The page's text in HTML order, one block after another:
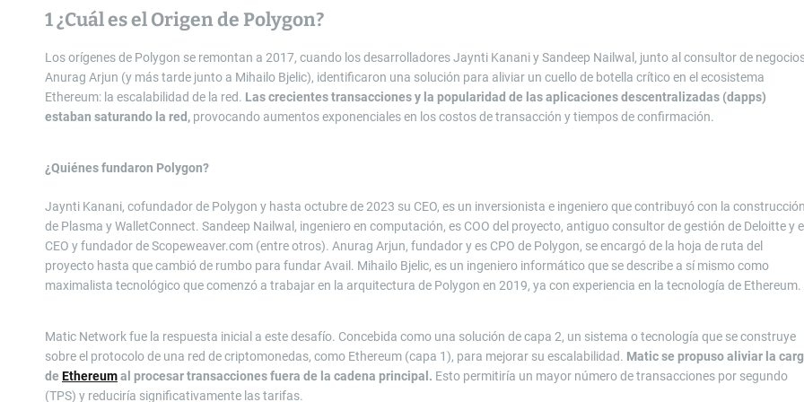
1¿Cuál es el Origen de Polygon?
Los orígenes de Polygon se remontan a 2017, cuando los desarrolladores Jaynti Kanani y Sandeep Nailwal, junto al consultor de
Anurag Arjun (y más tarde junto a Mihailo Bjelic), identificaron una solución para aliviar un cuello de botella crítico en el ecosistema
Ethereum: la escalabilidad de la red. Las crecientes transacciones y la popularidad de las aplicaciones descentralizadas (dapps)
estaban saturando la red, provocando aumentos exponenciales en los costos de transacción y tiempos de confirmación.
¿Quiénes fundaron Polygon?
Jaynti Kanani, cofundador de Polygon y hasta octubre de 2023 su CEO, es un inversionista e ingeniero que contribuyó con la construcción
de Plasma y WalletConnect. Sandeep Nailwal, ingeniero en computación, es COO del proyecto, antiguo consultor de gestión de Deloitte y
CEO y fundador de Scopeweaver.com (entre otros). Anurag Arjun, fundador y es CPO de Polygon, se encargó de la hoja de ruta del
proyecto hasta que cambió de rumbo para fundar Avail. Mihailo Bjelic, es un ingeniero informático que se describe a sí mismo como
maximalista tecnológico que comenzó a trabajar en la arquitectura de Polygon en 2019, ya con experiencia en la tecnología de Ethereum.
Matic Network fue la respuesta inicial a este desafío. Concebida como una solución de capa 2, un sistema o tecnología que se construye
sobre el protocolo de una red de criptomonedas, como Ethereum (capa 1), para mejorar su escalabilidad. Matic se propuso aliviar la
de Ethereumal procesar transacciones fuera de la cadena principal. Esto permitiría un mayor número de transacciones por segundo
(TPS) y reduciría significativamente las tarifas.